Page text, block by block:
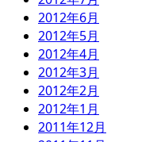
2012年6月
2012年5月
2012年4月
2012年3月
2012年2月
2012年1月
2011年12月